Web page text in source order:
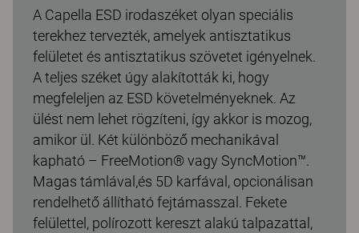
A Capella ESD irodaszéket olyan speciális
terekhez tervezték, amelyek antisztatikus
felületet és antisztatikus szövetet igényelnek.
A teljes széket úgy alakították ki, hogy
megfeleljen az ESD követelményeknek. Az
ülést nem lehet rögzíteni, így akkor is mozog,
amikor ül. Két különböző mechanikával
kapható – FreeMotion® vagy SyncMotion™.
Magas támlával,és 5D karfával, opcionálisan
rendelhető állítható fejtámasszal. Fekete
felülettel, polírozott kereszt alakú talpazattal,